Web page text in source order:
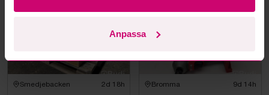
Anpassa
Smedjebacken 2d 18h Bromma 9d 14h